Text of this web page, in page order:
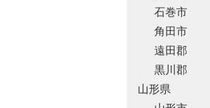
石巻市
角田市
遠田郡
黒川郡
山形県